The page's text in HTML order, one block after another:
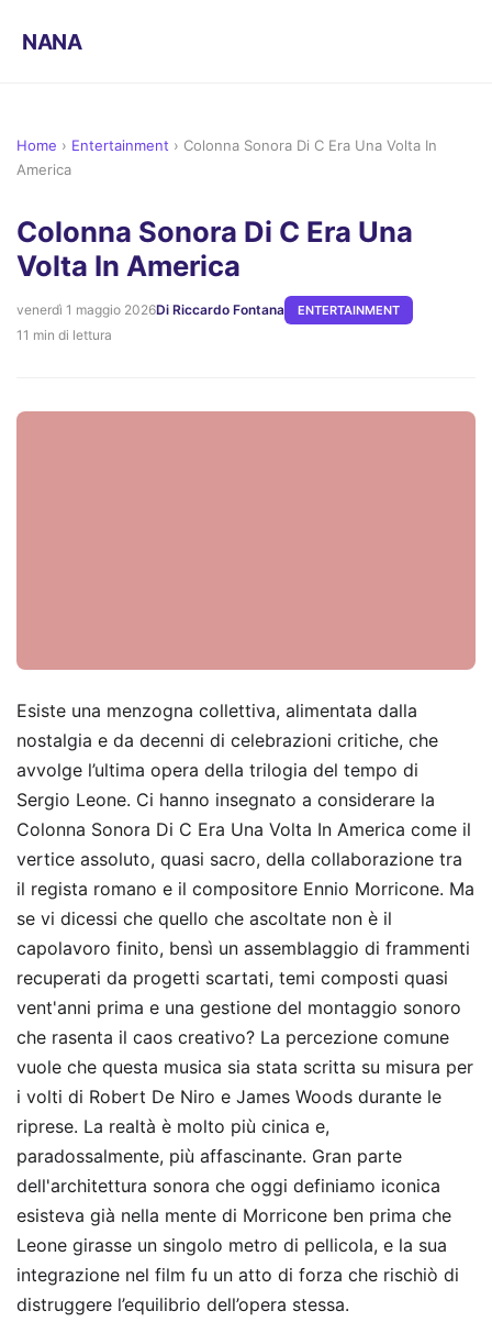
NANA
Home › Entertainment › Colonna Sonora Di C Era Una Volta In
America
Colonna Sonora Di C Era Una
Volta In America
venerdì 1 maggio 2026Di Riccardo Fontana ENTERTAINMENT
11 min di lettura
Esiste una menzogna collettiva, alimentata dalla
nostalgia e da decenni di celebrazioni critiche, che
avvolge l’ultima opera della trilogia del tempo di
Sergio Leone. Ci hanno insegnato a considerare la
Colonna Sonora Di C Era Una Volta In America come il
vertice assoluto, quasi sacro, della collaborazione tra
il regista romano e il compositore Ennio Morricone. Ma
se vi dicessi che quello che ascoltate non è il
capolavoro finito, bensì un assemblaggio di frammenti
recuperati da progetti scartati, temi composti quasi
vent'anni prima e una gestione del montaggio sonoro
che rasenta il caos creativo? La percezione comune
vuole che questa musica sia stata scritta su misura per
i volti di Robert De Niro e James Woods durante le
riprese. La realtà è molto più cinica e,
paradossalmente, più affascinante. Gran parte
dell'architettura sonora che oggi definiamo iconica
esisteva già nella mente di Morricone ben prima che
Leone girasse un singolo metro di pellicola, e la sua
integrazione nel film fu un atto di forza che rischiò di
distruggere l’equilibrio dell’opera stessa.